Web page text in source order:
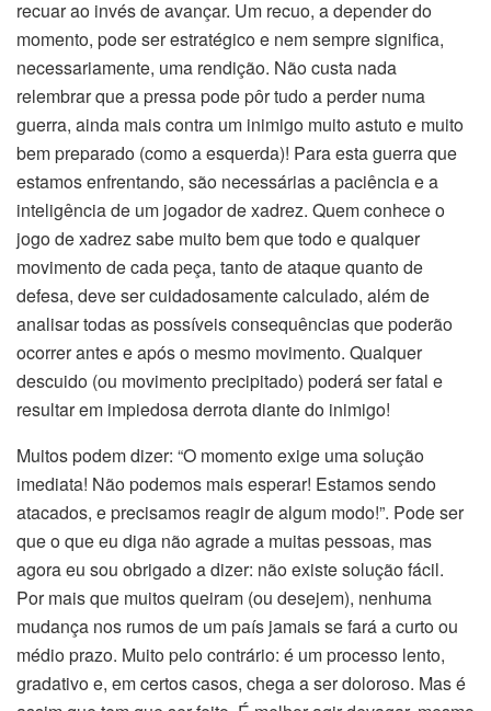
recuar ao invés de avançar. Um recuo, a depender do
momento, pode ser estratégico e nem sempre significa,
necessariamente, uma rendição. Não custa nada
relembrar que a pressa pode pôr tudo a perder numa
guerra, ainda mais contra um inimigo muito astuto e muito
bem preparado (como a esquerda)! Para esta guerra que
estamos enfrentando, são necessárias a paciência e a
inteligência de um jogador de xadrez. Quem conhece o
jogo de xadrez sabe muito bem que todo e qualquer
movimento de cada peça, tanto de ataque quanto de
defesa, deve ser cuidadosamente calculado, além de
analisar todas as possíveis consequências que poderão
ocorrer antes e após o mesmo movimento. Qualquer
descuido (ou movimento precipitado) poderá ser fatal e
resultar em impiedosa derrota diante do inimigo!
Muitos podem dizer: “O momento exige uma solução
imediata! Não podemos mais esperar! Estamos sendo
atacados, e precisamos reagir de algum modo!”. Pode ser
que o que eu diga não agrade a muitas pessoas, mas
agora eu sou obrigado a dizer: não existe solução fácil.
Por mais que muitos queiram (ou desejem), nenhuma
mudança nos rumos de um país jamais se fará a curto ou
médio prazo. Muito pelo contrário: é um processo lento,
gradativo e, em certos casos, chega a ser doloroso. Mas é